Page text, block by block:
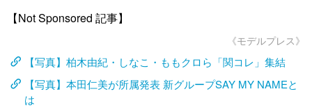
【Not Sponsored 記事】
《モデルプレス》
【写真】柏木由紀・しなこ・ももクロら「関コレ」集結
【写真】本田仁美が所属発表 新グループSAY MY NAMEと
は